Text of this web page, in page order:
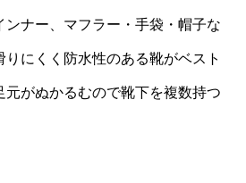
ンナー、マフラー・手袋・帽子な
りにくく防水性のある靴がベスト
元がぬかるむので靴下を複数持つ